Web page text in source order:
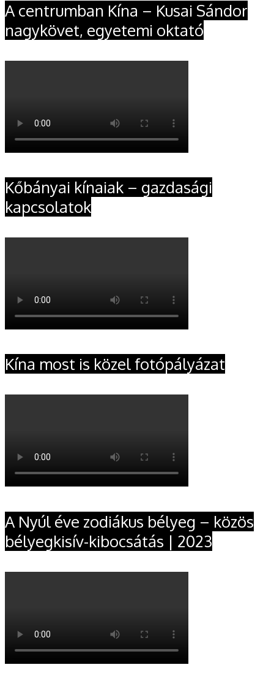
A centrumban Kína – Kusai Sándor
nagykövet, egyetemi oktató
Kőbányai kínaiak – gazdasági
kapcsolatok
Kína most is közel fotópályázat
A Nyúl éve zodiákus bélyeg – közös
bélyegkisív-kibocsátás | 2023